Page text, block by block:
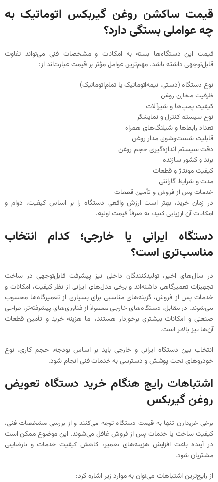
قیمت ساکشن روغن گیربکس اتوماتیک به
چه عواملی بستگی دارد؟
قیمت این دستگاه‌ها بسته به امکانات و مشخصات فنی می‌تواند تفاوت
قابل‌توجهی داشته باشد. مهم‌ترین عوامل مؤثر بر قیمت عبارت‌اند از:
نوع دستگاه (دستی، نیمه‌اتوماتیک یا تمام‌اتوماتیک)
ظرفیت مخازن روغن
کیفیت پمپ‌ها و شیرآلات
نوع سیستم کنترل و نمایشگر
تعداد رابط‌ها و شیلنگ‌های همراه
قابلیت شست‌وشوی مدار روغن
دقت سیستم اندازه‌گیری حجم روغن
برند و کشور سازنده
کیفیت مونتاژ و قطعات
مدت و شرایط گارانتی
خدمات پس از فروش و تأمین قطعات
در زمان خرید، بهتر است ارزش واقعی دستگاه را بر اساس کیفیت، دوام و
امکانات آن ارزیابی کنید، نه صرفاً قیمت اولیه.
دستگاه ایرانی یا خارجی؛ کدام انتخاب
مناسب‌تری است؟
در سال‌های اخیر، تولیدکنندگان داخلی نیز پیشرفت قابل‌توجهی در ساخت
تجهیزات تعمیرگاهی داشته‌اند و برخی مدل‌های ایرانی از نظر کیفیت، امکانات و
خدمات پس از فروش، گزینه‌های مناسبی برای بسیاری از تعمیرگاه‌ها محسوب
می‌شوند. در مقابل، دستگاه‌های خارجی معمولاً از فناوری‌های پیشرفته‌تر، طراحی
صنعتی و امکانات بیشتری برخوردار هستند، اما هزینه خرید و تأمین قطعات
آن‌ها نیز بالاتر است.
انتخاب بین دستگاه ایرانی و خارجی باید بر اساس بودجه، حجم کاری، نوع
خودروهای تحت پوشش و دسترسی به خدمات فنی انجام شود.
اشتباهات رایج هنگام خرید دستگاه تعویض
روغن گیربکس
برخی خریداران تنها به قیمت دستگاه توجه می‌کنند و از بررسی مشخصات فنی،
کیفیت ساخت یا خدمات پس از فروش غافل می‌شوند. این موضوع ممکن است
در آینده باعث افزایش هزینه‌های تعمیر، کاهش کیفیت خدمات و نارضایتی
مشتریان شود.
از رایج‌ترین اشتباهات می‌توان به موارد زیر اشاره کرد: